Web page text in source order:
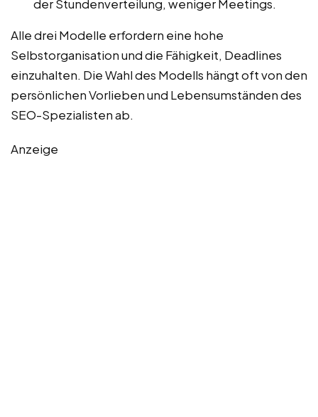
der Stundenverteilung, weniger Meetings.
Alle drei Modelle erfordern eine hohe
Selbstorganisation und die Fähigkeit, Deadlines
einzuhalten. Die Wahl des Modells hängt oft von den
persönlichen Vorlieben und Lebensumständen des
SEO-Spezialisten ab.
Anzeige